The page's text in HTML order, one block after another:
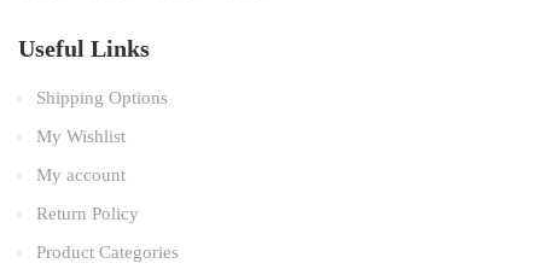
Useful Links
Shipping Options
My Wishlist
My account
Return Policy
Product Categories